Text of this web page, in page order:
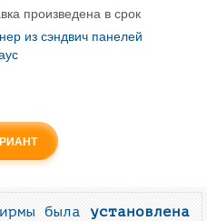
произведена в срок
из сэндвич панелей
была установлена